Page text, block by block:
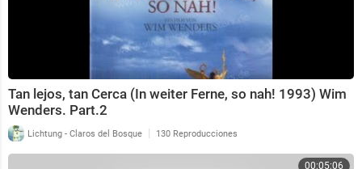
Tan lejos, tan Cerca (In weiter Ferne, so nah! 1993) Wim
Wenders. Part.2
Lichtung - Claros del Bosque | 130 Reproducciones
00:05:06